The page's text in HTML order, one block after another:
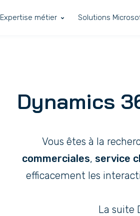
Expertise métier Solutions
Dynamics
Vous êtes à la
commerciales, service
efficacement les
La suite